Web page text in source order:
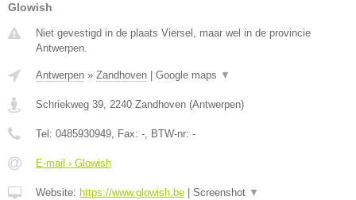
Glowish
Niet gevestigd in de plaats Viersel, maar wel in de provincie
Antwerpen.
Antwerpen » Zandhoven Google maps ▼
Schriekweg 39, 2240 Zandhoven (Antwerpen)
Tel: 0485930949, Fax: -, BTW-nr: -
E-mail › Glowish
Website: https://www.glowish.be Screenshot ▼